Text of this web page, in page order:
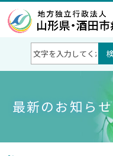
最新のお知らせ